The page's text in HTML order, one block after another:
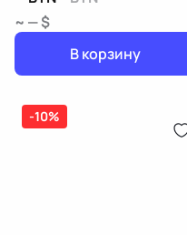
~ — $
В корзину
-10%